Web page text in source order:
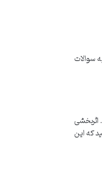
سوالات
اثربخشی
که این